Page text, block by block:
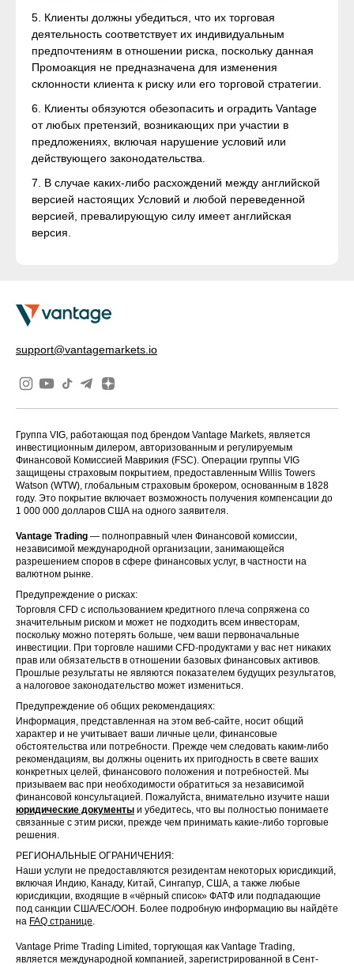
5. Клиенты должны убедиться, что их торговая
деятельность соответствует их индивидуальным
предпочтениям в отношении риска, поскольку данная
Промоакция не предназначена для изменения
склонности клиента к риску или его торговой стратегии.
6. Клиенты обязуются обезопасить и оградить Vantage
от любых претензий, возникающих при участии в
предложениях, включая нарушение условий или
действующего законодательства.
7. В случае каких-либо расхождений между английской
версией настоящих Условий и любой переведенной
версией, превалирующую силу имеет английская
версия.
support@vantagemarkets.io
Группа VIG, работающая под брендом Vantage Markets, является
инвестиционным дилером, авторизованным и регулируемым
Финансовой Комиссией Маврикия (FSC). Операции группы VIG
защищены страховым покрытием, предоставленным Willis Towers
Watson (WTW), глобальным страховым брокером, основанным в 1828
году. Это покрытие включает возможность получения компенсации до
1 000 000 долларов США на одного заявителя.
Vantage Trading — полноправный член Финансовой комиссии,
независимой международной организации, занимающейся
разрешением споров в сфере финансовых услуг, в частности на
валютном рынке.
Предупреждение о рисках:
Торговля CFD с использованием кредитного плеча сопряжена со
значительным риском и может не подходить всем инвесторам,
поскольку можно потерять больше, чем ваши первоначальные
инвестиции. При торговле нашими CFD-продуктами у вас нет никаких
прав или обязательств в отношении базовых финансовых активов.
Прошлые результаты не являются показателем будущих результатов,
а налоговое законодательство может измениться.
Предупреждение об общих рекомендациях:
Информация, представленная на этом веб-сайте, носит общий
характер и не учитывает ваши личные цели, финансовые
обстоятельства или потребности. Прежде чем следовать каким-либо
рекомендациям, вы должны оценить их пригодность в свете ваших
конкретных целей, финансового положения и потребностей. Мы
призываем вас при необходимости обратиться за независимой
финансовой консультацией. Пожалуйста, внимательно изучите наши
юридические документы и убедитесь, что вы полностью понимаете
связанные с этим риски, прежде чем принимать какие-либо торговые
решения.
РЕГИОНАЛЬНЫЕ ОГРАНИЧЕНИЯ:
Наши услуги не предоставляются резидентам некоторых юрисдикций,
включая Индию, Канаду, Китай, Сингапур, США, а также любые
юрисдикции, входящие в «чёрный список» ФАТФ или подпадающие
под санкции США/ЕС/ООН. Более подробную информацию вы найдёте
на FAQ странице.
Vantage Prime Trading Limited, торгующая как Vantage Trading,
является международной компанией, зарегистрированной в Сент-